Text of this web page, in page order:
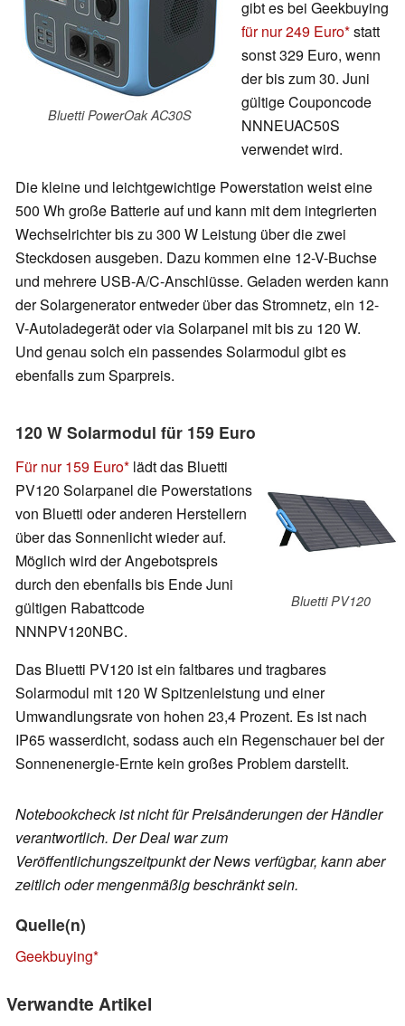
Bluetti PowerOak AC30S
gibt es bei Geekbuying
für nur 249 Euro statt
sonst 329 Euro, wenn
der bis zum 30. Juni
gültige Couponcode
NNNEUAC50S
verwendet wird.
Die kleine und leichtgewichtige Powerstation weist eine
500 Wh große Batterie auf und kann mit dem integrierten
Wechselrichter bis zu 300 W Leistung über die zwei
Steckdosen ausgeben. Dazu kommen eine 12-V-Buchse
und mehrere USB-A/C-Anschlüsse. Geladen werden kann
der Solargenerator entweder über das Stromnetz, ein 12-
V-Autoladegerät oder via Solarpanel mit bis zu 120 W.
Und genau solch ein passendes Solarmodul gibt es
ebenfalls zum Sparpreis.
120 W Solarmodul für 159 Euro
Bluetti PV120
Für nur 159 Euro lädt das Bluetti
PV120 Solarpanel die Powerstations
von Bluetti oder anderen Herstellern
über das Sonnenlicht wieder auf.
Möglich wird der Angebotspreis
durch den ebenfalls bis Ende Juni
gültigen Rabattcode
NNNPV120NBC.
Das Bluetti PV120 ist ein faltbares und tragbares
Solarmodul mit 120 W Spitzenleistung und einer
Umwandlungsrate von hohen 23,4 Prozent. Es ist nach
IP65 wasserdicht, sodass auch ein Regenschauer bei der
Sonnenenergie-Ernte kein großes Problem darstellt.
Notebookcheck ist nicht für Preisänderungen der Händler
verantwortlich. Der Deal war zum
Veröffentlichungszeitpunkt der News verfügbar, kann aber
zeitlich oder mengenmäßig beschränkt sein.
Quelle(n)
Geekbuying
Verwandte Artikel